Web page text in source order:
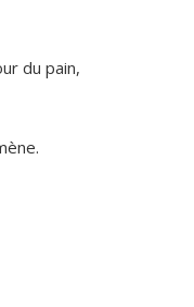
du pain,